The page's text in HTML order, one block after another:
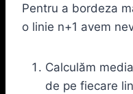
Pentru a bordeza
o linie n+1 avem
Calculăm
de pe fiecare